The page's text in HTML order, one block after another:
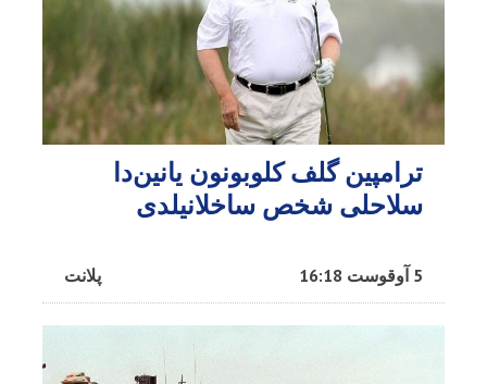
ترامپین گلف کلوبونون یانین‌دا
سلاحلی شخص ساخلانیلدی
پلانت 5 آوقوست 16:18